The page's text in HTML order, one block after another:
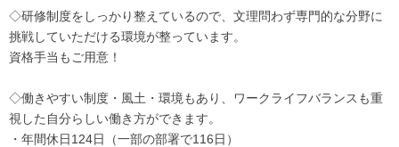
◇研修制度をしっかり整えているので、文理問わず専門的な分野に
挑戦していただける環境が整っています。
資格手当もご用意！
◇働きやすい制度・風土・環境もあり、ワークライフバランスも重
視した自分らしい働き方ができます。
・年間休日124日（一部の部署で116日）